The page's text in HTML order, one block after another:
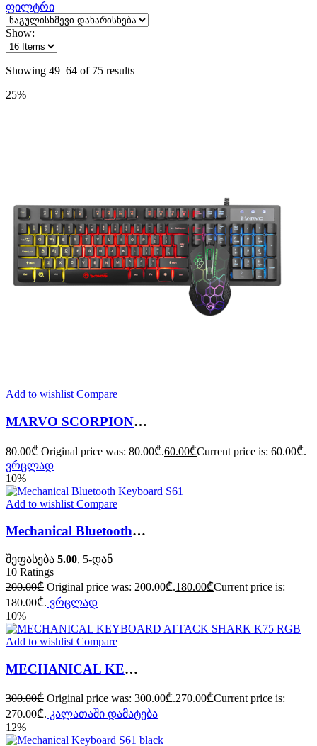
ფილტრი
Show:
Showing 49–64 of 75 results
25%
Add to wishlist Compare
MARVO SCORPION KM409
80.00₾ Original price was: 80.00₾.60.00₾Current price is: 60.00₾.
ვრცლად
10%
Add to wishlist Compare
Mechanical Bluetooth Keyboard S61
შეფასება 5.00, 5-დან
10 Ratings
200.00₾ Original price was: 200.00₾.180.00₾Current price is:
180.00₾. ვრცლად
10%
Add to wishlist Compare
MECHANICAL KEYBOARD ATTACK SHARK K75 RGB
300.00₾ Original price was: 300.00₾.270.00₾Current price is:
270.00₾. კალათაში დამატება
12%